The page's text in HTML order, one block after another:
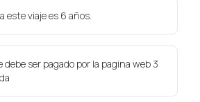
este viaje es 6 años.
debe ser pagado por la pagina web 3